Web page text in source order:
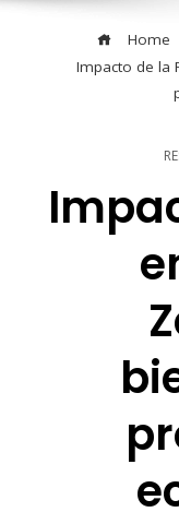
Home
Impacto de la